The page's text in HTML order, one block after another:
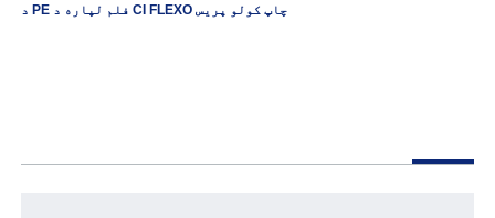
د PE فلم لپاره د CI FLEXO چاپ کولو پریس